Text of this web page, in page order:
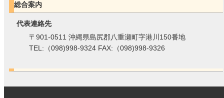
総合案内
代表連絡先
〒901-0511 沖縄県島尻郡八重瀬町字港川150番地
TEL:（098)998-9324 FAX:（098)998-9326